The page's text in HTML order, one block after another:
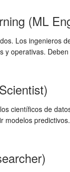
(ML
Los ingenieros
y operativas.
científicos de
modelos